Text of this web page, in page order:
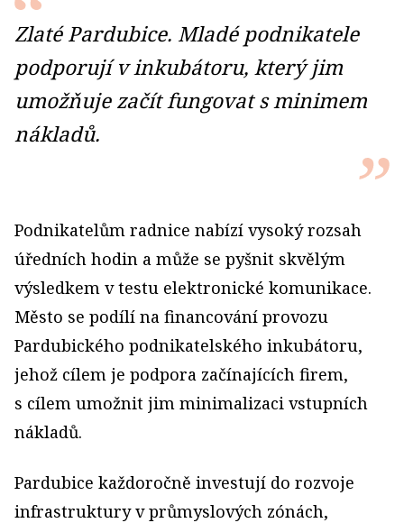
Zlaté Pardubice. Mladé podnikatele
podporují v inkubátoru, který jim
umožňuje začít fungovat s minimem
nákladů.
Podnikatelům radnice nabízí vysoký rozsah
úředních hodin a může se pyšnit skvělým
výsledkem v testu elektronické komunikace.
Město se podílí na financování provozu
Pardubického podnikatelského inkubátoru,
jehož cílem je podpora začínajících firem,
s cílem umožnit jim minimalizaci vstupních
nákladů.
Pardubice každoročně investují do rozvoje
infrastruktury v průmyslových zónách,